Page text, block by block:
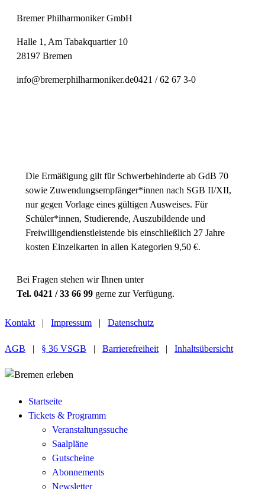
Bremer Philharmoniker GmbH
Halle 1, Am Tabakquartier 10
28197 Bremen
info@bremerphilharmoniker.de0421 / 62 67 3-0
Die Ermäßigung gilt für Schwerbehinderte ab GdB 70
sowie Zuwendungsempfänger*innen nach SGB II/XII,
nur gegen Vorlage eines gültigen Ausweises. Für
Schüler*innen, Studierende, Auszubildende und
Freiwilligendienstleistende bis einschließlich 27 Jahre
kosten Einzelkarten in allen Kategorien 9,50 €.
Bei Fragen stehen wir Ihnen unter
Tel. 0421 / 33 66 99 gerne zur Verfügung.
Kontakt | Impressum | Datenschutz
AGB | § 36 VSGB | Barrierefreiheit | Inhaltsübersicht
Startseite
Tickets & Programm
Veranstaltungssuche
Saalpläne
Gutscheine
Abonnements
Newsletter